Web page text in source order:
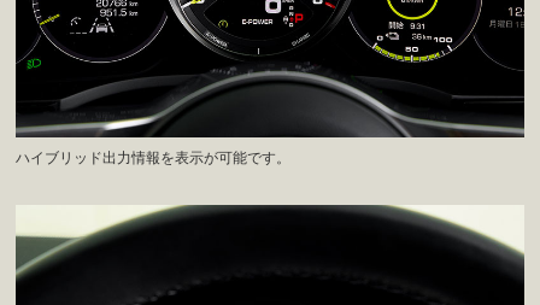
ハイブリッド出力情報を表示が可能です。